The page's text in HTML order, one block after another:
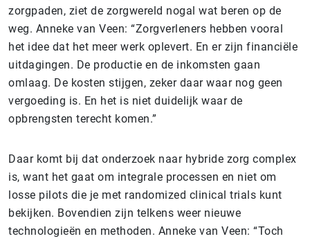
zorgpaden, ziet de zorgwereld nogal wat beren op de
weg. Anneke van Veen: “Zorgverleners hebben vooral
het idee dat het meer werk oplevert. En er zijn financiële
uitdagingen. De productie en de inkomsten gaan
omlaag. De kosten stijgen, zeker daar waar nog geen
vergoeding is. En het is niet duidelijk waar de
opbrengsten terecht komen.”
Daar komt bij dat onderzoek naar hybride zorg complex
is, want het gaat om integrale processen en niet om
losse pilots die je met randomized clinical trials kunt
bekijken. Bovendien zijn telkens weer nieuwe
technologieën en methoden. Anneke van Veen: “Toch